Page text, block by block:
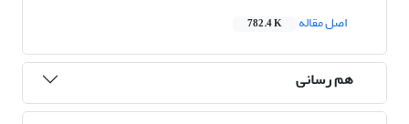
اصل مقاله
782.4 K
هم رسانی